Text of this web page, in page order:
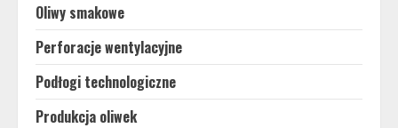
Oliwy smakowe
Perforacje wentylacyjne
Podłogi technologiczne
Produkcja oliwek